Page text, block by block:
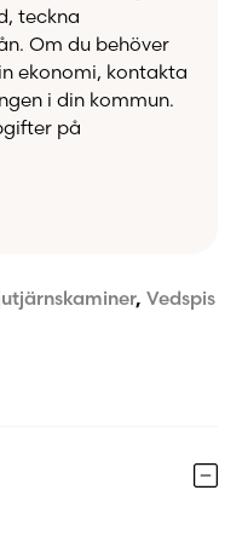
Iron Dog-serien är
kokplatta på
att värma vatten
på kaminen –
traditionell
Det är en , Vedspis
teckna
Om du behöver
ekonomi, kontakta
i din kommun.
på